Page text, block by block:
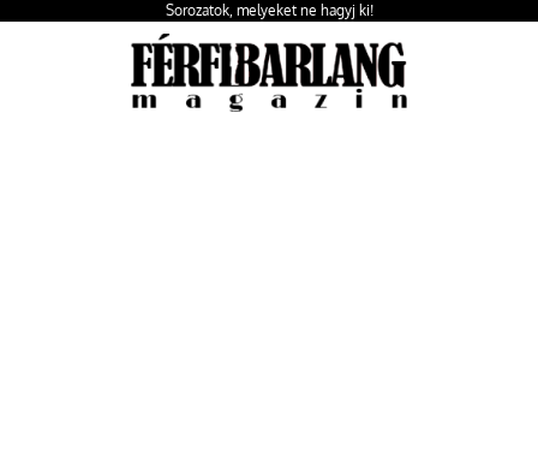
Sorozatok, melyeket ne hagyj ki!